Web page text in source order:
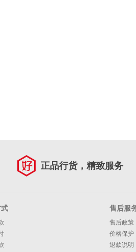
正品行货，精致服务
售后服
售后政策
价格保护
退款说明